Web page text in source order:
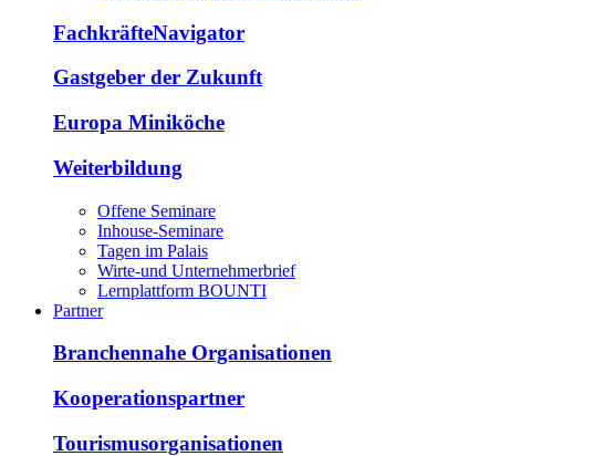
FachkräfteNavigator
Gastgeber der Zukunft
Europa Miniköche
Weiterbildung
Offene Seminare
Inhouse-Seminare
Tagen im Palais
Wirte-und Unternehmerbrief
Lernplattform BOUNTI
Partner
Branchennahe Organisationen
Kooperationspartner
Tourismusorganisationen